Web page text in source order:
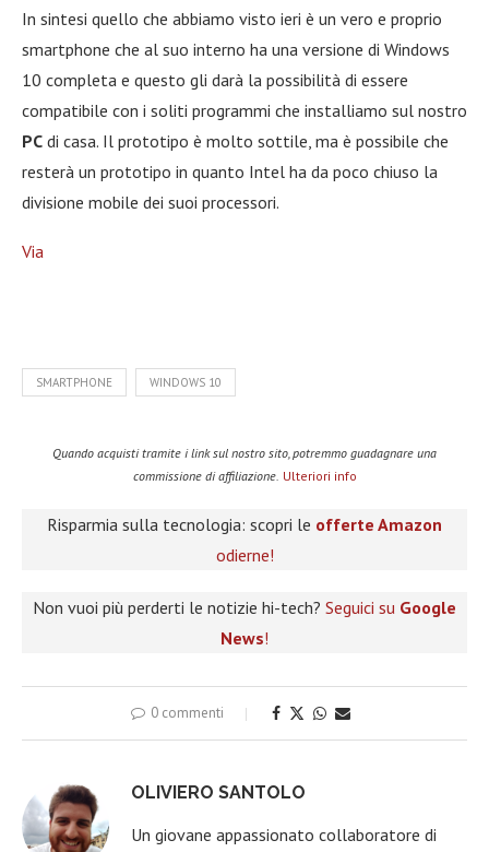
In sintesi quello che abbiamo visto ieri è un vero e proprio
smartphone che al suo interno ha una versione di Windows
10 completa e questo gli darà la possibilità di essere
compatibile con i soliti programmi che installiamo sul nostro
PC di casa. Il prototipo è molto sottile, ma è possibile che
resterà un prototipo in quanto Intel ha da poco chiuso la
divisione mobile dei suoi processori.
Via
SMARTPHONE WINDOWS 10
Quando acquisti tramite i link sul nostro sito, potremmo guadagnare una
commissione di affiliazione. Ulteriori info
Risparmia sulla tecnologia: scopri le offerte Amazon
odierne!
Non vuoi più perderti le notizie hi-tech? Seguici su Google
News!
0 commenti
OLIVIERO SANTOLO
Un giovane appassionato collaboratore di